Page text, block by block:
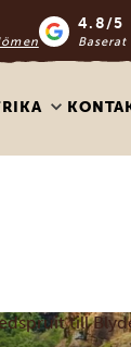
4.8/5
Baserat
till